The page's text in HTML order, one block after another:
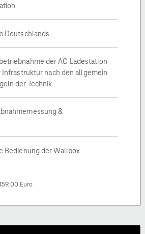
Deutschlands
der AC Ladestation
nach den allgemein
der Technik
&
Bedienung der Wallbox
Euro